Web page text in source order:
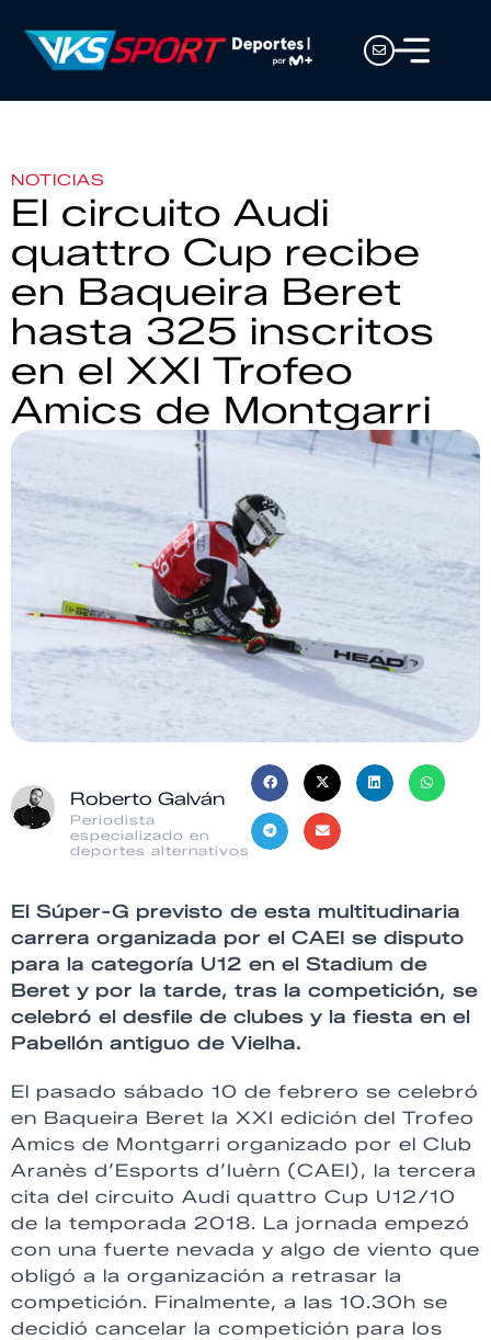
NOTICIAS
El circuito Audi
quattro Cup recibe
en Baqueira Beret
hasta 325 inscritos
en el XXI Trofeo
Amics de Montgarri
Roberto Galván
Periodista
especializado en
deportes alternativos
El Súper-G previsto de esta multitudinaria
carrera organizada por el CAEI se disputo
para la categoría U12 en el Stadium de
Beret y por la tarde, tras la competición, se
celebró el desfile de clubes y la fiesta en el
Pabellón antiguo de Vielha.
El pasado sábado 10 de febrero se celebró
en Baqueira Beret la XXI edición del Trofeo
Amics de Montgarri organizado por el Club
Aranès d’Esports d’Iuèrn (CAEI), la tercera
cita del circuito Audi quattro Cup U12/10
de la temporada 2018. La jornada empezó
con una fuerte nevada y algo de viento que
obligó a la organización a retrasar la
competición. Finalmente, a las 10.30h se
decidió cancelar la competición para los